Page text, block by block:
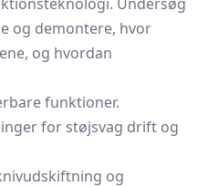
og demontere, hvor
og hvordan
funktioner.
for støjsvag drift og
og